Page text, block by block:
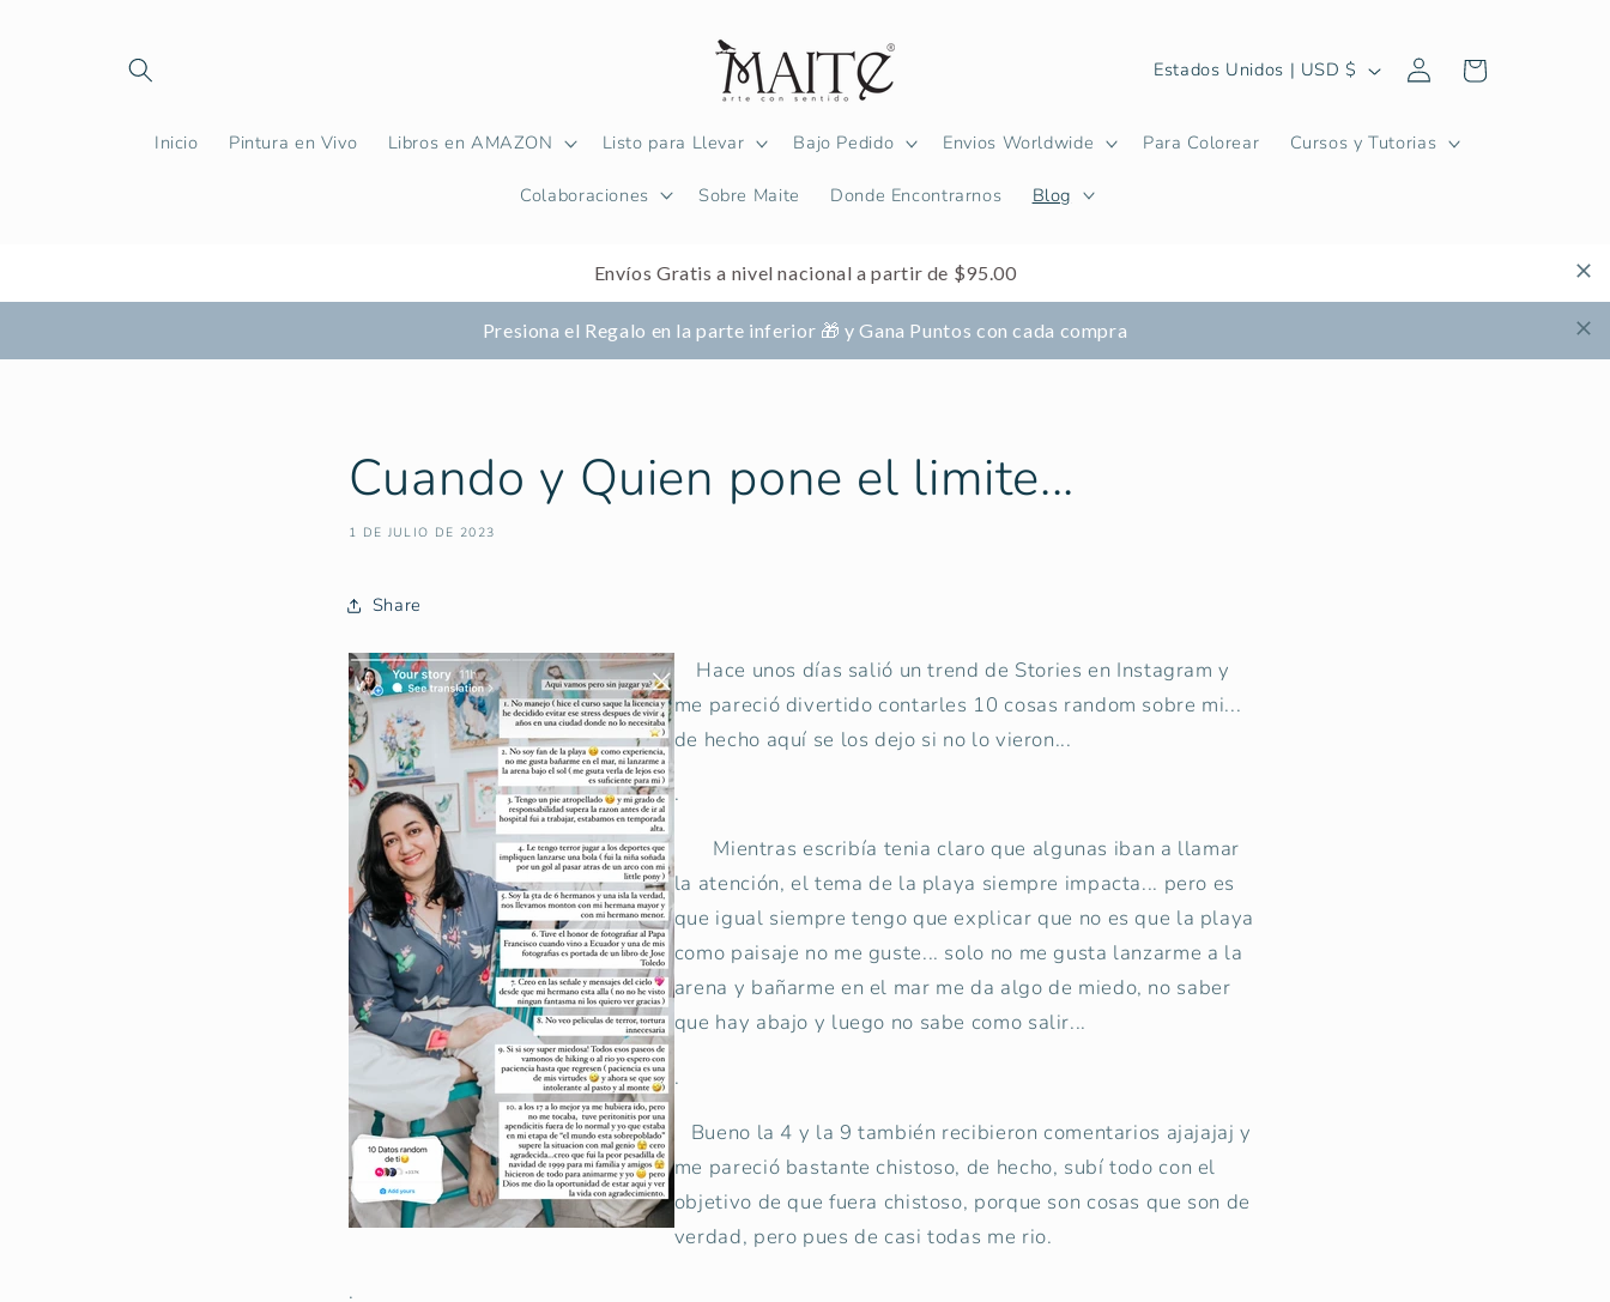
Inicio Pintura en Vivo Libros en AMAZON Listo para Llevar Bajo Pedido Envios Worldwide Para Colorear Cursos y Tutorias
Colaboraciones Sobre Maite Donde Encontrarnos Blog
P
í
e
i
Estados Unidos | USD $
Iniciar
sesión
Carrito
Envíos Gratis a nivel nacional a partir de $95.00
Presiona el Regalo en la parte inferior 🎁 y Gana Puntos con cada compra
Cuando y Quien pone el limite...
1 DE JULIO DE 2023
Share
Hace unos días salió un trend de Stories en Instagram y
me pareció divertido contarles 10 cosas random sobre mi...
de hecho aquí se los dejo si no lo vieron...
.
Mientras escribía tenia claro que algunas iban a llamar
la atención, el tema de la playa siempre impacta... pero es
que igual siempre tengo que explicar que no es que la playa
como paisaje no me guste... solo no me gusta lanzarme a la
arena y bañarme en el mar me da algo de miedo, no saber
que hay abajo y luego no sabe como salir...
.
Bueno la 4 y la 9 también recibieron comentarios ajajajaj y
me pareció bastante chistoso, de hecho, subí todo con el
objetivo de que fuera chistoso, porque son cosas que son de
verdad, pero pues de casi todas me rio.
.